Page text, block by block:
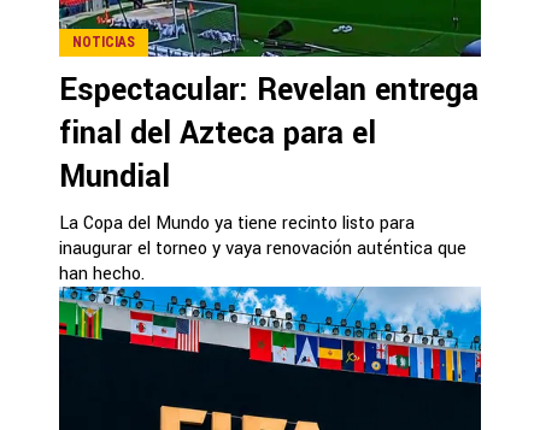
NOTICIAS
Espectacular: Revelan entrega
final del Azteca para el
Mundial
La Copa del Mundo ya tiene recinto listo para
inaugurar el torneo y vaya renovación auténtica que
han hecho.